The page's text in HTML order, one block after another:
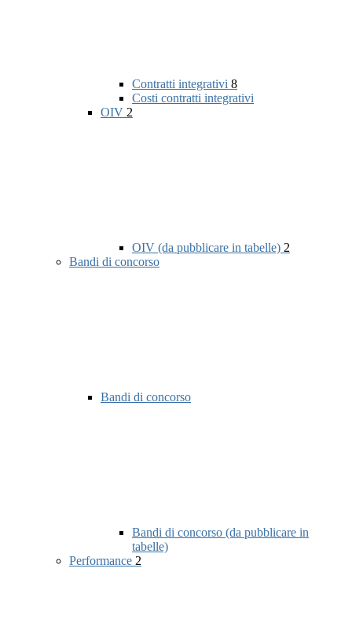
Contratti integrativi 8
Costi contratti integrativi
OIV 2
OIV (da pubblicare in tabelle) 2
Bandi di concorso
Bandi di concorso
Bandi di concorso (da pubblicare in
tabelle)
Performance 2